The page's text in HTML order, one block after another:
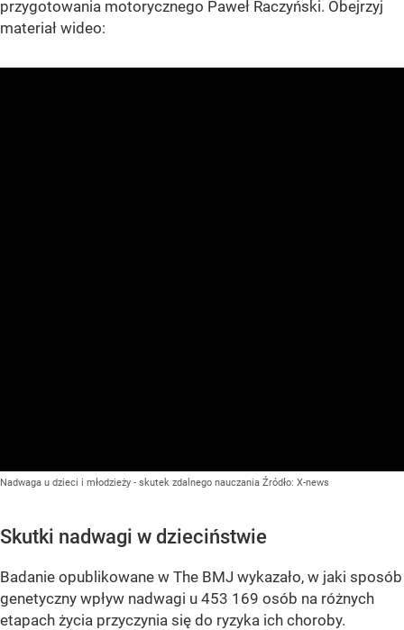
przygotowania motorycznego Paweł Raczyński. Obejrzyj
materiał wideo:
Nadwaga u dzieci i młodzieży - skutek zdalnego nauczania Źródło: X-news
Skutki nadwagi w dzieciństwie
Badanie opublikowane w The BMJ wykazało, w jaki sposób
genetyczny wpływ nadwagi u 453 169 osób na różnych
etapach życia przyczynia się do ryzyka ich choroby.